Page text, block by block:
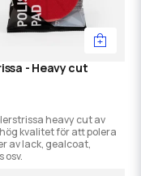
- Heavy cut
heavy cut av
kvalitet för att polera
av lack, gealcoat,
osv.